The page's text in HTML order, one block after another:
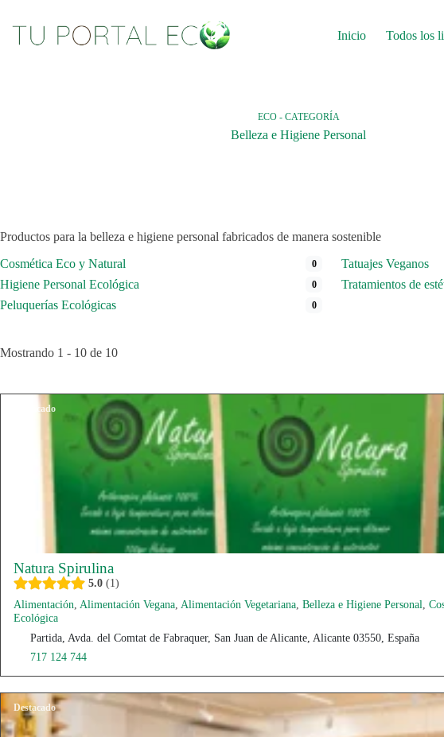
Inicio Todos los
ECO - CATEGORÍA
Belleza e Higiene Personal
Productos para la belleza e higiene personal fabricados de manera sostenible
Cosmética Eco y Natural
0
Higiene Personal Ecológica 0
Peluquerías Ecológicas 0
Tatuajes Veganos
Tratamientos de
Mostrando 1 - 10 de 10
Natura Spirulina
5.0 1
Alimentación Alimentación Vegana Alimentación Vegetariana Belleza e Higiene Personal
Ecológica
Partida, Avda. del Comtat de Fabraquer, San Juan de Alicante, Alicante 03550, España
717 124 744
Destacado
Destacado